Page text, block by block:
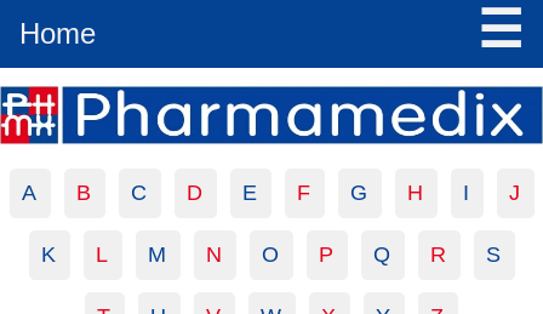
Home ☰
A B C D E F G H I J
K L M N O P Q R S